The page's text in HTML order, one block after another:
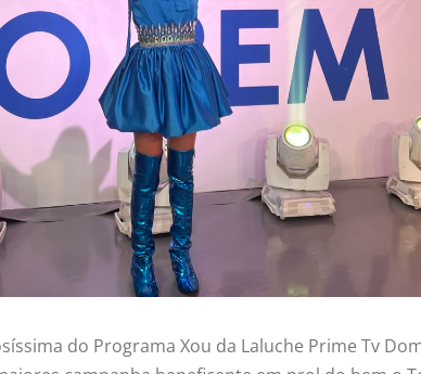
do Programa Xou da Laluche Prime Tv